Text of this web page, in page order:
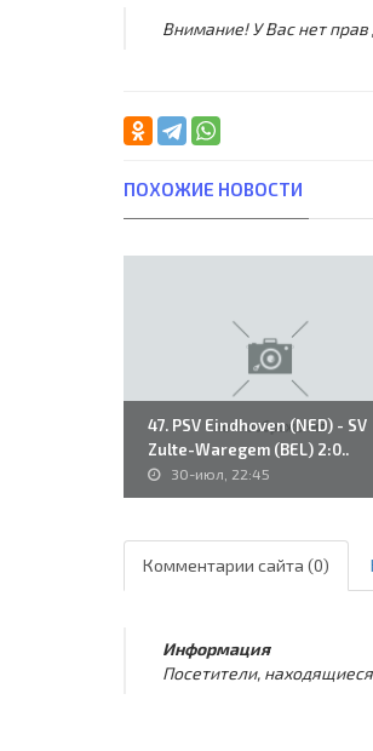
Внимание! У Вас нет прав
ПОХОЖИЕ НОВОСТИ
47. PSV Eindhoven (NED) - SV
Zulte-Waregem (BEL) 2:0..
30-июл, 22:45
Комментарии сайта (0)
Информация
Посетители,